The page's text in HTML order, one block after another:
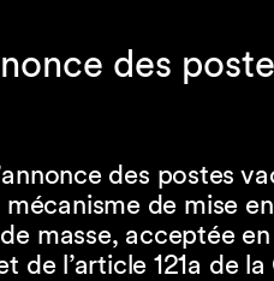
des
des postes
mécanisme de mise
masse, acceptée
de l’article 121a de